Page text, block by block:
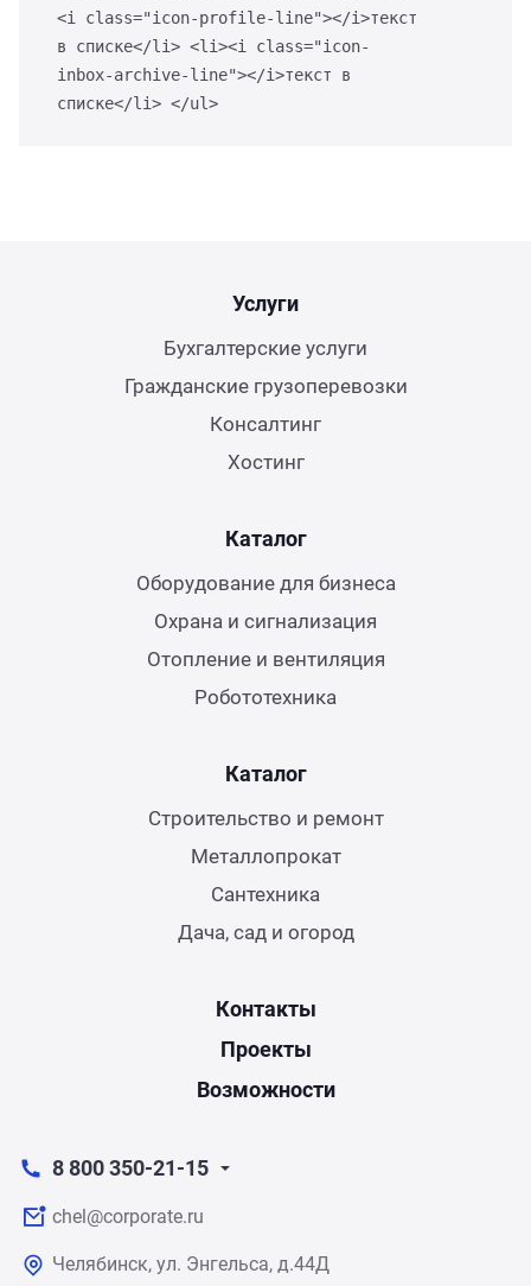
<i class="icon-profile-line"></i>текст
в списке</li> <li><i class="icon-
inbox-archive-line"></i>текст в
списке</li> </ul>
Услуги
Бухгалтерские услуги
Гражданские грузоперевозки
Консалтинг
Хостинг
Каталог
Оборудование для бизнеса
Охрана и сигнализация
Отопление и вентиляция
Робототехника
Каталог
Строительство и ремонт
Металлопрокат
Сантехника
Дача, сад и огород
Контакты
Проекты
Возможности
8 800 350-21-15
chel@corporate.ru
Челябинск, ул. Энгельса, д.44Д